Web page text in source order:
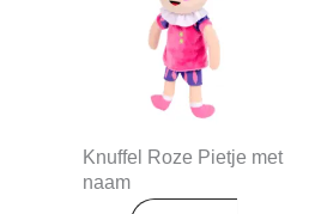
Knuffel Roze Pietje met
naam